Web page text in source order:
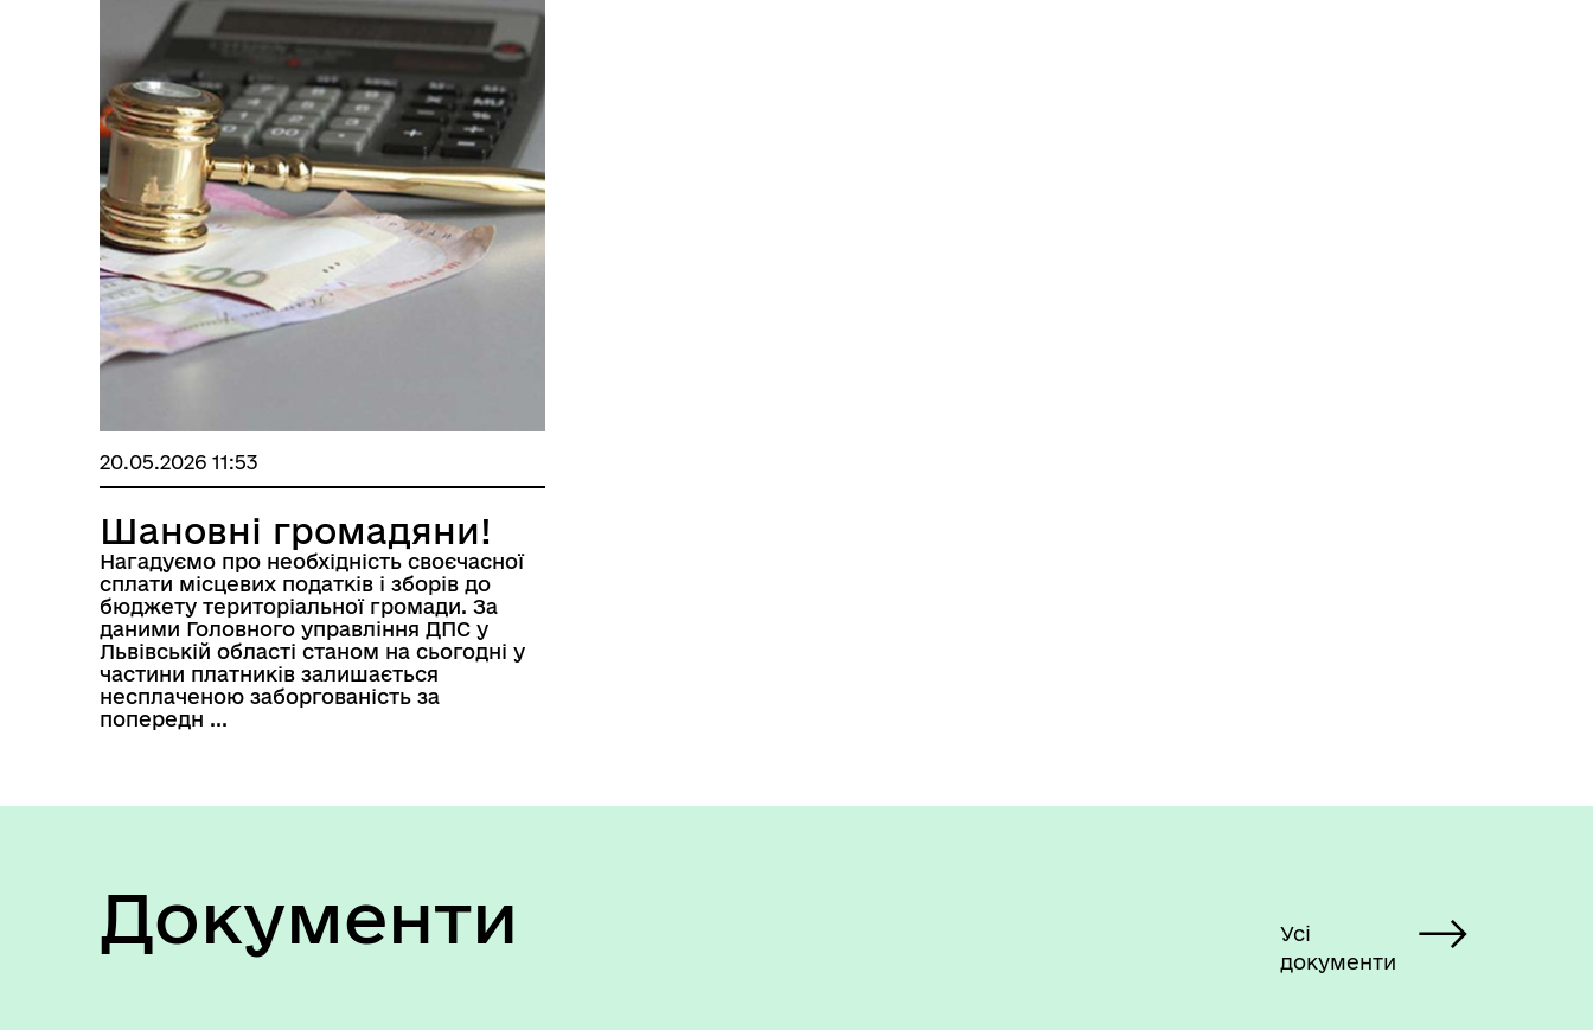
Оплата праці
ОБ’ЄКТИ КУЛЬТУРНОЇ
СПАДЩИНИ
НОВОРОЗДІЛЬСЬКОЇ
ТЕРИТОРІАЛЬНОЇ ГРОМАДИ
20.05.2026 11:53
Шановні громадяни!
Нагадуємо про необхідність своєчасної
сплати місцевих податків і зборів до
бюджету територіальної громади. За
даними Головного управління ДПС у
Львівській області станом на сьогодні у
частини платників залишається
несплаченою заборгованість за
попередн ...
Документи
Усі
документи